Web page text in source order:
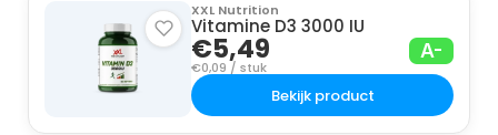
XXL Nutrition
Vitamine D3 3000 IU
€5,49
€0,09 / stuk
A-
Bekijk product